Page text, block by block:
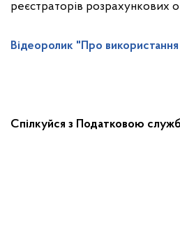
реєстраторів розрахункових
Відеоролик "Про
Спілкуйся з Податковою